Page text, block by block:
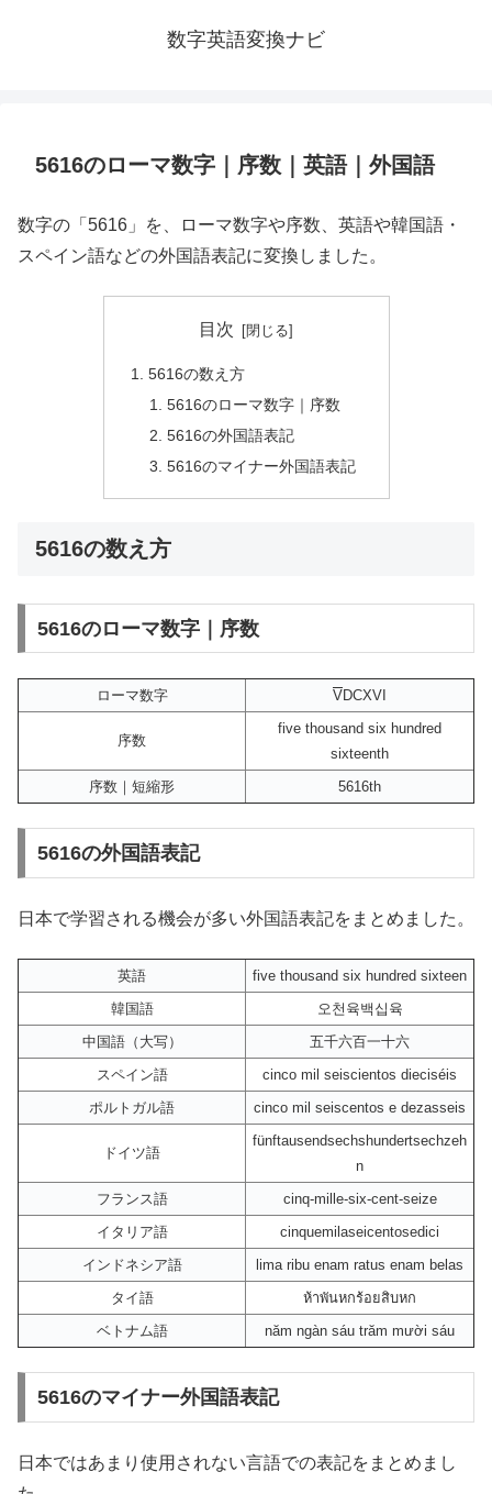
数字英語変換ナビ
5616のローマ数字｜序数｜英語｜外国語
数字の「5616」を、ローマ数字や序数、英語や韓国語・
スペイン語などの外国語表記に変換しました。
目次
5616の数え方
5616のローマ数字｜序数
5616の外国語表記
5616のマイナー外国語表記
5616の数え方
5616のローマ数字｜序数
ローマ数字 VDCXVI
序数
five thousand six hundred
sixteenth
序数｜短縮形
5616th
5616の外国語表記
日本で学習される機会が多い外国語表記をまとめました。
英語
five thousand six hundred sixteen
韓国語
오천육백십육
中国語（大写）
五千六百一十六
スペイン語
cinco mil seiscientos dieciséis
ポルトガル語
cinco mil seiscentos e dezasseis
ドイツ語
fünftausendsechshundertsechzeh
n
フランス語
cinq-mille-six-cent-seize
イタリア語
cinquemilaseicentosedici
インドネシア語
lima ribu enam ratus enam belas
タイ語
ห้าพันหกร้อยสิบหก
ベトナム語
năm ngàn sáu trăm mười sáu
5616のマイナー外国語表記
日本ではあまり使用されない言語での表記をまとめまし